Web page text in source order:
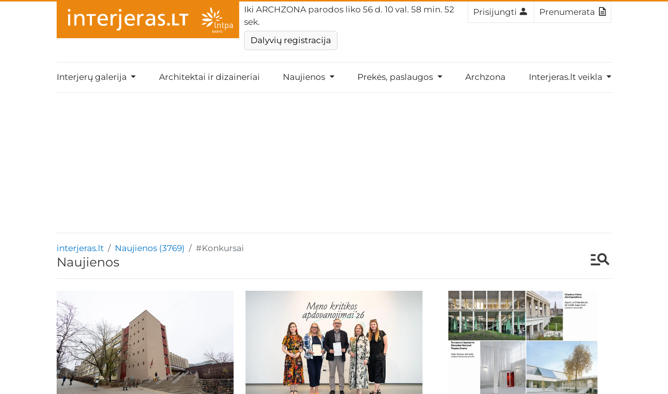
Iki ARCHZONA parodos liko 56 d. 10 val. 58 min. 50
sek.
Dalyvių registracija
Prisijungti Prenumerata
Interjerų galerija Architektai ir dizaineriai Naujienos Prekės, paslaugos Archzona Interjeras.lt veikla
interjeras.lt Naujienos (3769) #Konkursai
Naujienos